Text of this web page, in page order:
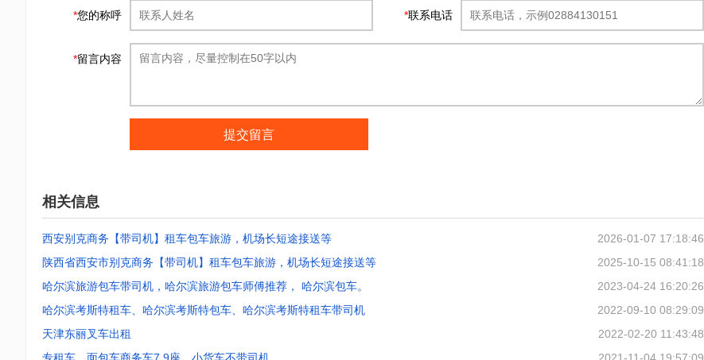
*您的称呼 *联系电话
*留言内容
提交留言
相关信息
西安别克商务【带司机】租车包车旅游，机场长短途接送等
2026-01-07 17:18:46
陕西省西安市别克商务【带司机】租车包车旅游，机场长短途接送等
2025-10-15 08:41:18
哈尔滨旅游包车带司机，哈尔滨旅游包车师傅推荐， 哈尔滨包车。
2023-04-24 16:20:26
哈尔滨考斯特租车、哈尔滨考斯特包车、哈尔滨考斯特租车带司机
2022-09-10 08:29:09
天津东丽叉车出租
2022-02-20 11:43:48